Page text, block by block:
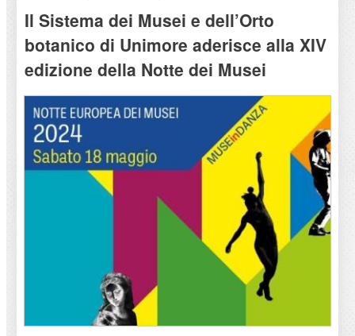
Il Sistema dei Musei e dell’Orto
botanico di Unimore aderisce alla XIV
edizione della Notte dei Musei